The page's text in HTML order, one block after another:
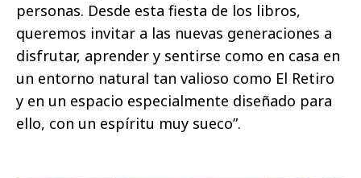
personas. Desde esta fiesta de los libros,
queremos invitar a las nuevas generaciones a
disfrutar, aprender y sentirse como en casa en
un entorno natural tan valioso como El Retiro
y en un espacio especialmente diseñado para
ello, con un espíritu muy sueco”.